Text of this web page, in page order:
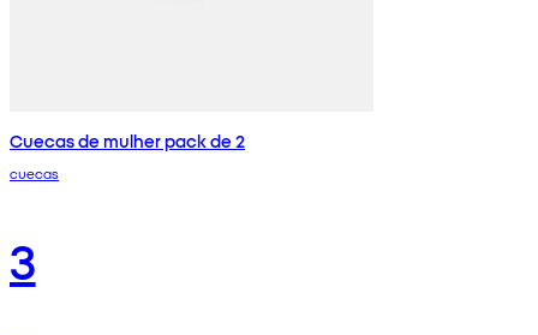
Cuecas de mulher pack de 2
cuecas
3